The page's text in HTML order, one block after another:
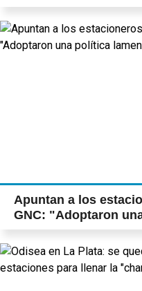
Apuntan a los
GNC: "Adoptaron